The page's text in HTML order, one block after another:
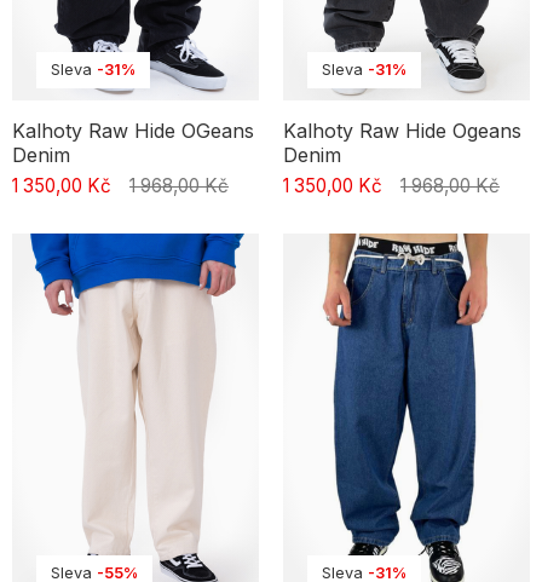
Sleva -31%
Kalhoty Raw Hide OGeans
Denim
1 350,00 Kč 1 968,00 Kč
Sleva -31%
Kalhoty Raw Hide Ogeans
Denim
1 350,00 Kč 1 968,00 Kč
Sleva -55% Sleva -31%